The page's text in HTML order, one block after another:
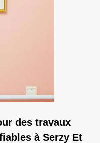
des travaux
à Serzy Et